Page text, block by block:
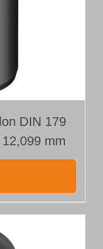
DIN 179
mm